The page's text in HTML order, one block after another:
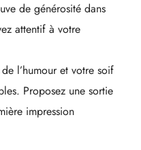
de générosité dans
attentif à votre
l’humour et votre soif
Proposez une sortie
impression